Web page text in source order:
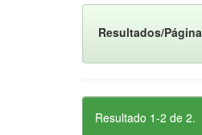
Resultados/Página
Resultado 1-2 de 2.